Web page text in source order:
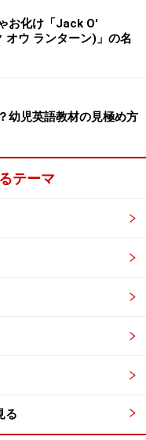
お化け「Jack O'
ウ ランターン)」の名
幼児英語教材の見極め方
テーマ
る